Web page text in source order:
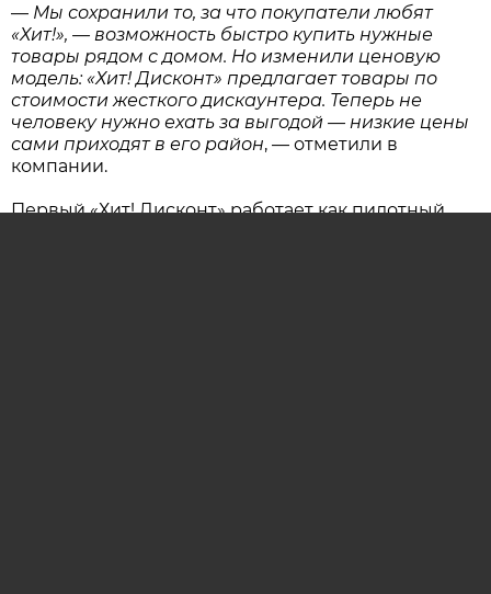
— Мы сохранили то, за что покупатели любят
«Хит!», — возможность быстро купить нужные
товары рядом с домом. Но изменили ценовую
модель: «Хит! Дисконт» предлагает товары по
стоимости жесткого дискаунтера. Теперь не
человеку нужно ехать за выгодой — низкие цены
сами приходят в его район, — отметили в
компании.
Первый «Хит! Дисконт» работает как пилотный